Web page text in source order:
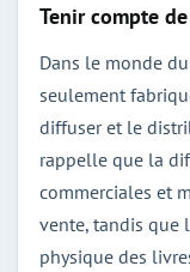
Tenir compte
Dans le monde
seulement
diffuser et le
rappelle que la
commerciales et
vente, tandis que
physique des